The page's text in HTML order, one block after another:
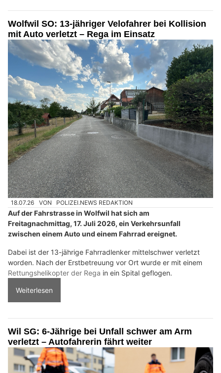
Wolfwil SO: 13-jähriger Velofahrer bei Kollision
mit Auto verletzt – Rega im Einsatz
18.07.26 VON POLIZEI.NEWS REDAKTION
Auf der Fahrstrasse in Wolfwil hat sich am
Freitagnachmittag, 17. Juli 2026, ein Verkehrsunfall
zwischen einem Auto und einem Fahrrad ereignet.
Dabei ist der 13-jährige Fahrradlenker mittelschwer verletzt
worden. Nach der Erstbetreuung vor Ort wurde er mit einem
Rettungshelikopter der Rega in ein Spital geflogen.
Weiterlesen
Wil SG: 6-Jährige bei Unfall schwer am Arm
verletzt – Autofahrerin fährt weiter